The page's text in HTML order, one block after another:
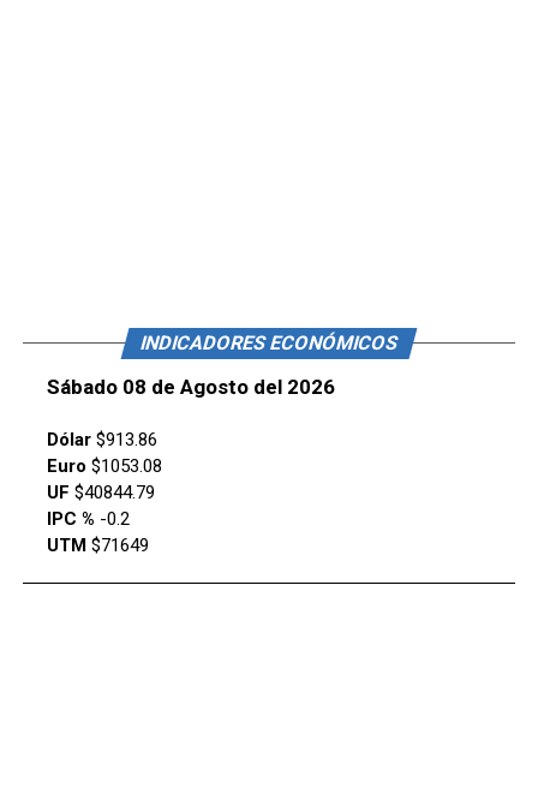
INDICADORES ECONÓMICOS
Sábado 08 de Agosto del 2026
Dólar$913.86
Euro $1053.08
UF $40844.79
IPC % -0.2
UTM$71649